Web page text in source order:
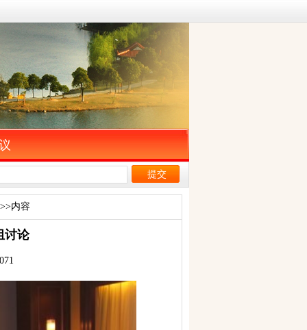
>>内容
讨论